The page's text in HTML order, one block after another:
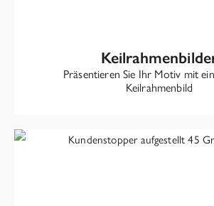
Präsentieren Sie Ihr Motiv mit
Keilrahmenbild